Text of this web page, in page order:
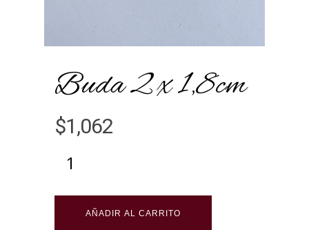
Buda 2 x 1,8cm
$1,062
AÑADIR AL CARRITO